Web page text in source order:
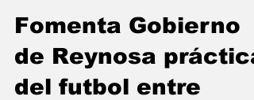
hace 8 horas
1 min de lectura
Fomenta Gobierno